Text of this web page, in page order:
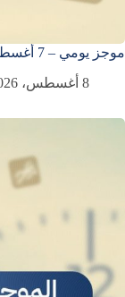
موجز يومي – 7 أغسطس 2026
8 أغسطس، 2026